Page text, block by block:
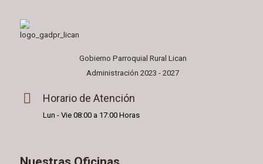
Gobierno Parroquial Rural Lican
Administración 2023 - 2027
Horario de Atención
Lun - Vie 08:00 a 17:00 Horas